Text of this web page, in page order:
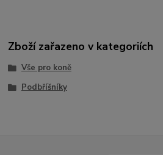
Zboží zařazeno v kategoriích
Vše pro koně
Podbříšníky